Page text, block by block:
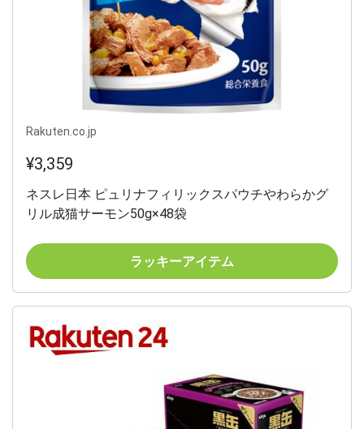
Rakuten.co.jp
¥3,359
ネスレ日本 ピュリナフィリックスパウチやわらかグ
リル成猫サーモン50g×48袋
ラッキーアイテム